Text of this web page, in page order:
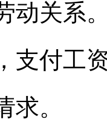
动关系
支付工
求。